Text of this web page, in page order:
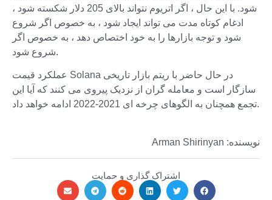
شود. با این حال ، اگر اتریوم نتواند بالای 205 دلار شکسته شود ،
ادغام کوتاه مدت می تواند ایجاد شود ، به خصوص اگر شروع
شود و توجه بازارها را به خود اختصاص دهد ، به خصوص اگر
شروع شود.
عملکرد قیمت Solana در حال حاضر با ریتم بازار تاریخی
سازگار است و معامله گران از نزدیک پیروی می کنند که آیا این
تجمع همچنان به الگوهای چرخه ای 2021-2022 ادامه خواهد داد.
نویسنده: Arman Shirinyan
اشتراک گذاری و حمایت